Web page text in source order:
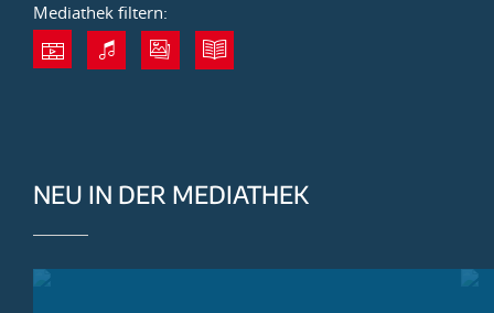
Mediathek filtern:
NEU IN DER MEDIATHEK